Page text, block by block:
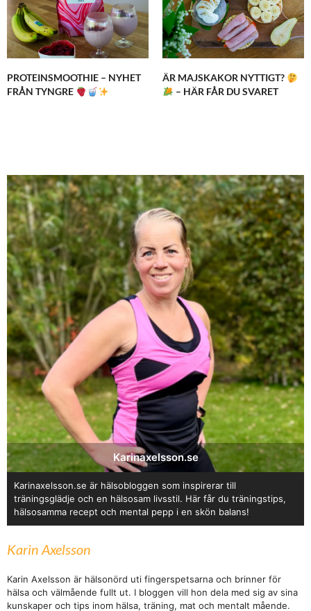
PROTEINSMOOTHIE – NYHET
FRÅN TYNGRE
ÄR MAJSKAKOR NYTTIGT?
– HÄR FÅR DU SVARET
Karinaxelsson.se
Karinaxelsson.se är hälsobloggen som inspirerar till
träningsglädje och en hälsosam livsstil. Här får du träningstips,
hälsosamma recept och mental pepp i en skön balans!
Karin Axelsson
Karin Axelsson är hälsonörd uti fingerspetsarna och brinner för
hälsa och välmående fullt ut. I bloggen vill hon dela med sig av sina
kunskaper och tips inom hälsa, träning, mat och mentalt mående.